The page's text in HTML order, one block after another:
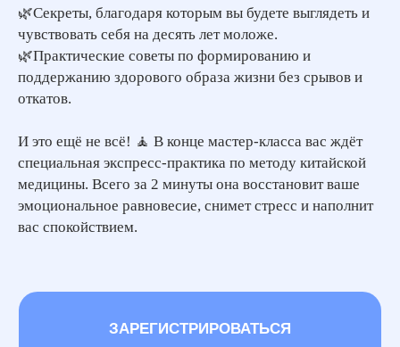
🌿Секреты, благодаря которым вы будете выглядеть и
чувствовать себя на десять лет моложе.
🌿Практические советы по формированию и
поддержанию здорового образа жизни без срывов и
откатов.
И это ещё не всё! 🧘 В конце мастер-класса вас ждёт
специальная экспресс-практика по методу китайской
медицины. Всего за 2 минуты она восстановит ваше
эмоциональное равновесие, снимет стресс и наполнит
вас спокойствием.